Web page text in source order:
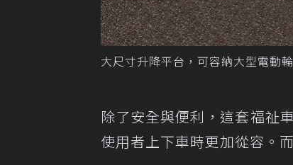
大尺寸升降平台，可容納大型電動
除了安全與便利，這套福祉
使用者上下車時更加從容。